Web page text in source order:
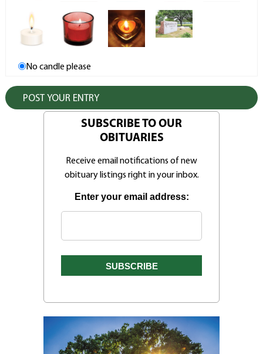
No candle please
SUBSCRIBE TO OUR
OBITUARIES
Receive email notifications of new
obituary listings right in your inbox.
Enter your email address: